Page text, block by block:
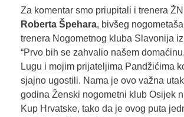
Za komentar smo priupitali i trenera
Roberta Špehara, bivšeg
trenera Nogometnog kluba Slavonija
“Prvo bih se zahvalio našem
Lugu i mojim prijateljima Pandžićima
sjajno ugostili. Nama je ovo važna
godina Ženski nogometni klub Osijek
Kup Hrvatske, tako da je ovog puta